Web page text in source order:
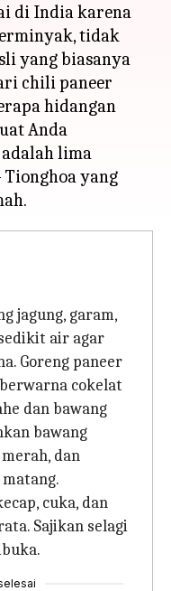
di India karena
tidak
yang biasanya
chili paneer
hidangan
Anda
lima
yang
jagung, garam,
air agar
Goreng paneer
cokelat
dan bawang
bawang
dan
cuka, dan
Sajikan selagi